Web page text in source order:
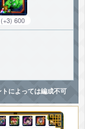
(+3) 600
によっては編成不可